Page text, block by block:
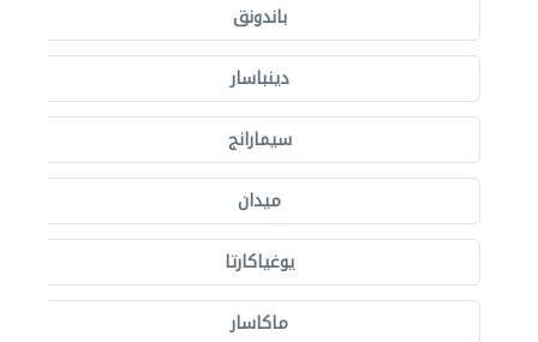
باندونق
دينباسار
سيمارانج
ميدان
يوغياكارتا
ماكاسار